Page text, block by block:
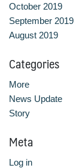
October 2019
September 2019
August 2019
Categories
More
News Update
Story
Meta
Log in